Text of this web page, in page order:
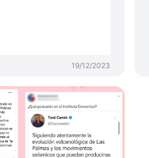
19/12/2023